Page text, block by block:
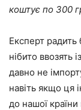
коштує по 300
Експерт
нібито ввозять
давно не
навіть якщо ця
до нашої